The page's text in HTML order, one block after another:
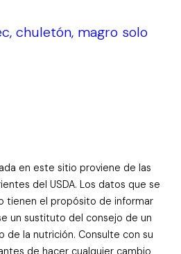
chuletón, magro solo
en este sitio proviene de las
del USDA. Los datos que se
tienen el propósito de informar
un sustituto del consejo de un
de la nutrición. Consulte con su
de hacer cualquier cambio